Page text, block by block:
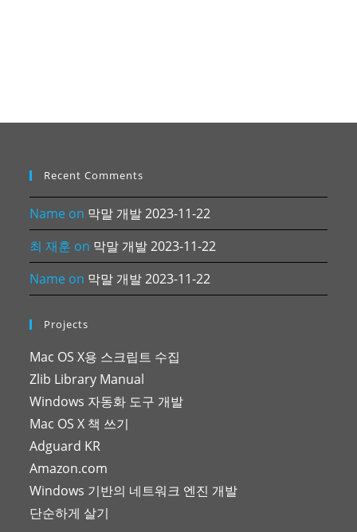
Recent Comments
Name on 막말 개발 2023-11-22
최 재훈 on 막말 개발 2023-11-22
Name on 막말 개발 2023-11-22
Projects
Mac OS X용 스크립트 수집
Zlib Library Manual
Windows 자동화 도구 개발
Mac OS X 책 쓰기
Adguard KR
Amazon.com
Windows 기반의 네트워크 엔진 개발
단순하게 살기